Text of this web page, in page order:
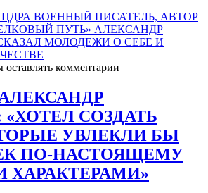
ЦДРА ВОЕННЫЙ ПИСАТЕЛЬ, АВТОР
ПУТЬ» АЛЕКСАНДР
МОЛОДЕЖИ О СЕБЕ И
оставлять комментарии
СОЗДАТЬ
УВЛЕКЛИ БЫ
ПО-НАСТОЯЩЕМУ